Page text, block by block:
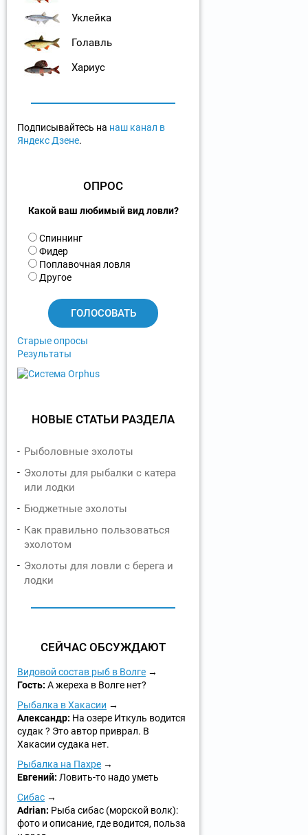
Уклейка
Голавль
Хариус
Подписывайтесь на наш канал в
Яндекс Дзене.
ОПРОС
Какой ваш любимый вид ловли?
В
а
р
и
Спиннинг
Фидер
Поплавочная ловля
Другое
Старые опросы
Результаты
НОВЫЕ СТАТЬИ РАЗДЕЛА
Рыболовные эхолоты
Эхолоты для рыбалки с катера
или лодки
Бюджетные эхолоты
Как правильно пользоваться
эхолотом
Эхолоты для ловли с берега и
лодки
СЕЙЧАС ОБСУЖДАЮТ
Видовой состав рыб в Волге
Гость: А жереха в Волге нет?
Рыбалка в Хакасии
Александр: На озере Иткуль водится
судак ? Это автор приврал. В
Хакасии судака нет.
Рыбалка на Пахре
Евгений: Ловить-то надо уметь
Сибас
Adrian: Рыба сибас (морской волк):
фото и описание, где водится, польза